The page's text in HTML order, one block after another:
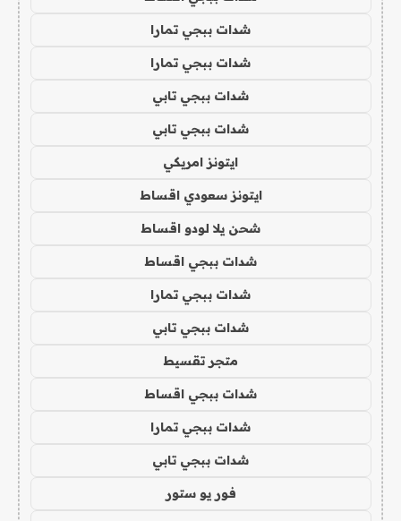
شدات ببجي تمارا
شدات ببجي تمارا
شدات ببجي تابي
شدات ببجي تابي
ايتونز امريكي
ايتونز سعودي اقساط
شحن يلا لودو اقساط
شدات ببجي اقساط
شدات ببجي تمارا
شدات ببجي تابي
متجر تقسيط
شدات ببجي اقساط
شدات ببجي تمارا
شدات ببجي تابي
فور يو ستور